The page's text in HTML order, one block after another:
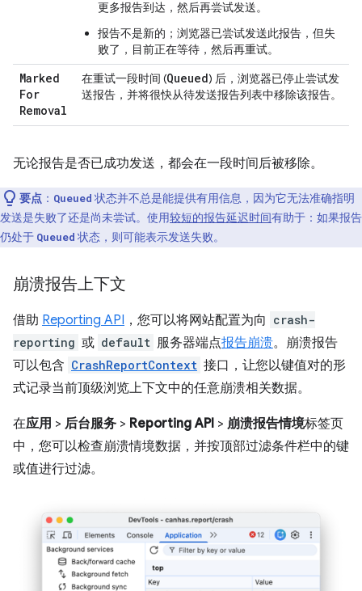
更多报告到达，然后再尝试发送。
报告不是新的；浏览器已尝试发送此报告，但失
败了，目前正在等待，然后再重试。
Marked
For
Removal
在重试一段时间 (Queued) 后，浏览器已停止尝试发
送报告，并将很快从待发送报告列表中移除该报告。
无论报告是否已成功发送，都会在一段时间后被移除。
要点 ： Queued 状态并不总是能提供有用信息，因为它无法准确指明
发送是失败了还是尚未尝试。使用较短的报告延迟时间有助于：如果报告
仍处于 Queued 状态，则可能表示发送失败。
崩溃报告上下文
借助 Reporting API ，您可以将网站配置为向 crash-
reporting 或 default 服务器端点报告崩溃。崩溃报告
可以包含 CrashReportContext 接口，让您以键值对的形
式记录当前顶级浏览上下文中的任意崩溃相关数据。
在应用 > 后台服务 > Reporting API > 崩溃报告情境标签页
中，您可以检查崩溃情境数据，并按顶部过滤条件栏中的键
或值进行过滤。